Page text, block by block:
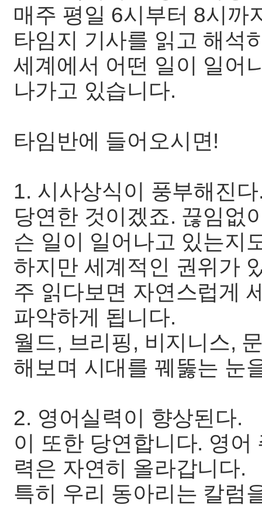
매주 평일 6시부터 8시까
타임지 기사를 읽고 해석
세계에서 어떤 일이 일어
나가고 있습니다.
타임반에 들어오시면!
1. 시사상식이 풍부해진
당연한 것이겠죠. 끊임없
슨 일이 일어나고 있는지
하지만 세계적인 권위가
주 읽다보면 자연스럽게
파악하게 됩니다.
월드, 브리핑, 비지니스,
해보며 시대를 꿰뚫는 눈
2. 영어실력이 향상된다.
이 또한 당연합니다. 영
력은 자연히 올라갑니다.
특히 우리 동아리는 칼럼